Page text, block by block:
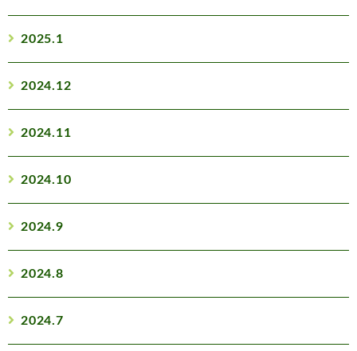
2025.1
2024.12
2024.11
2024.10
2024.9
2024.8
2024.7